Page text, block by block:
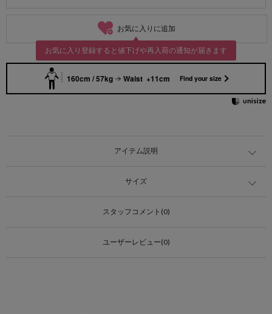
お気に入りに追加
お気に入り登録すると値下げや再入荷の通知が届きます
160cm / 57kg Waist +11cm Find your size
アイテム説明
サイズ
スタッフコメント(0)
ユーザーレビュー(0)